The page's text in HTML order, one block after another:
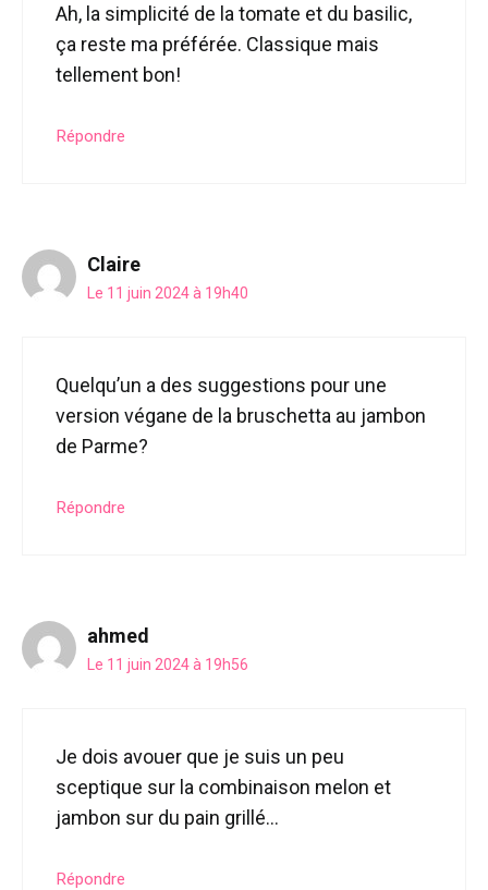
Ah, la simplicité de la tomate et du basilic,
ça reste ma préférée. Classique mais
tellement bon!
Répondre
Claire
Le 11 juin 2024 à 19h40
Quelqu’un a des suggestions pour une
version végane de la bruschetta au jambon
de Parme?
Répondre
ahmed
Le 11 juin 2024 à 19h56
Je dois avouer que je suis un peu
sceptique sur la combinaison melon et
jambon sur du pain grillé…
Répondre